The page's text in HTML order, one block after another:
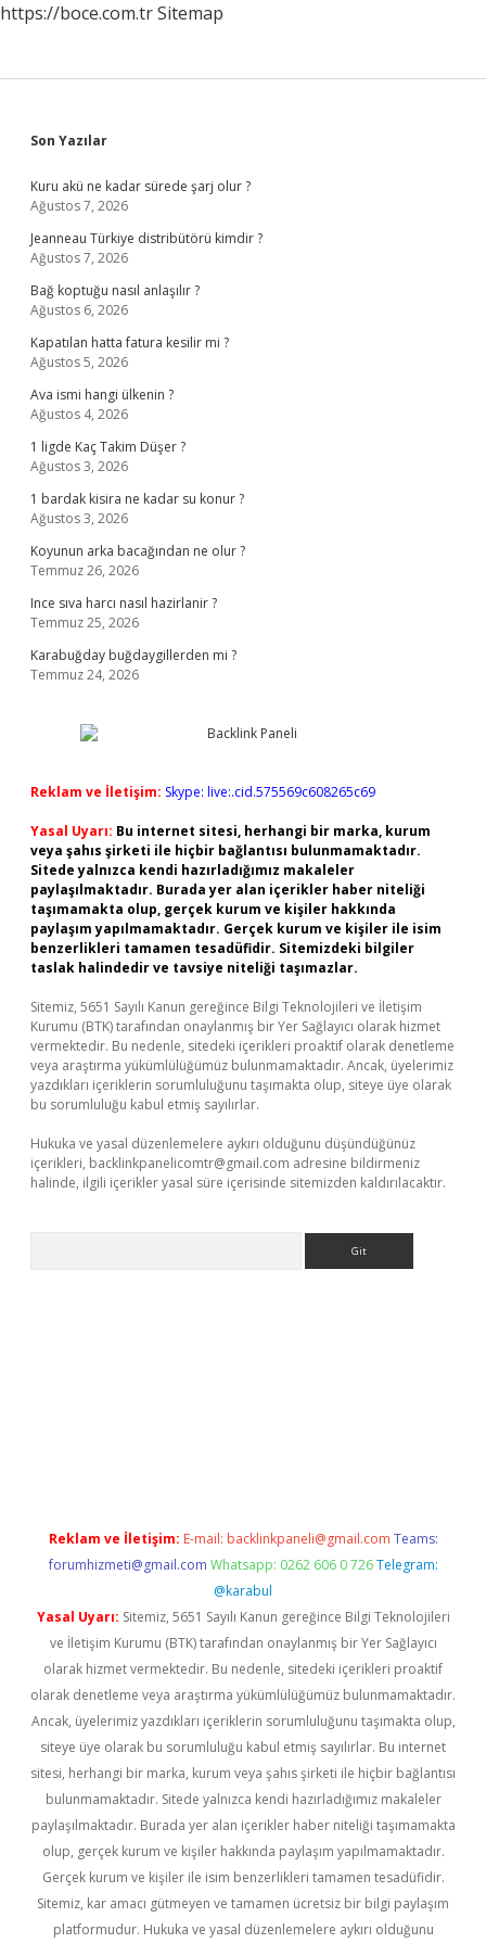
https://boce.com.trSitemap
Sidebar
Son Yazılar
Kuru akü ne kadar sürede şarj olur ?
Ağustos 7, 2026
Jeanneau Türkiye distribütörü kimdir ?
Ağustos 7, 2026
Bağ koptuğu nasıl anlaşılır ?
Ağustos 6, 2026
Kapatılan hatta fatura kesilir mi ?
Ağustos 5, 2026
Ava ismi hangi ülkenin ?
Ağustos 4, 2026
1 ligde Kaç Takim Düşer ?
Ağustos 3, 2026
1 bardak kisira ne kadar su konur ?
Ağustos 3, 2026
Koyunun arka bacağından ne olur ?
Temmuz 26, 2026
Ince sıva harcı nasıl hazirlanir ?
Temmuz 25, 2026
Karabuğday buğdaygillerden mi ?
Temmuz 24, 2026
Reklam ve İletişim: Skype: live:.cid.575569c608265c69
Yasal Uyarı: Bu internet sitesi, herhangi bir marka, kurum
veya şahıs şirketi ile hiçbir bağlantısı bulunmamaktadır.
Sitede yalnızca kendi hazırladığımız makaleler
paylaşılmaktadır. Burada yer alan içerikler haber niteliği
taşımamakta olup, gerçek kurum ve kişiler hakkında
paylaşım yapılmamaktadır. Gerçek kurum ve kişiler ile isim
benzerlikleri tamamen tesadüfidir. Sitemizdeki bilgiler
taslak halindedir ve tavsiye niteliği taşımazlar.
Sitemiz, 5651 Sayılı Kanun gereğince Bilgi Teknolojileri ve İletişim
Kurumu (BTK) tarafından onaylanmış bir Yer Sağlayıcı olarak hizmet
vermektedir. Bu nedenle, sitedeki içerikleri proaktif olarak denetleme
veya araştırma yükümlülüğümüz bulunmamaktadır. Ancak, üyelerimiz
yazdıkları içeriklerin sorumluluğunu taşımakta olup, siteye üye olarak
bu sorumluluğu kabul etmiş sayılırlar.
Hukuka ve yasal düzenlemelere aykırı olduğunu düşündüğünüz
içerikleri, backlinkpanelicomtr@gmail.com adresine bildirmeniz
halinde, ilgili içerikler yasal süre içerisinde sitemizden kaldırılacaktır.
Reklam ve İletişim: E-mail: backlinkpaneli@gmail.com Teams:
forumhizmeti@gmail.com Whatsapp: 0262 606 0 726 Telegram:
@karabul
Yasal Uyarı: Sitemiz, 5651 Sayılı Kanun gereğince Bilgi Teknolojileri
ve İletişim Kurumu (BTK) tarafından onaylanmış bir Yer Sağlayıcı
olarak hizmet vermektedir. Bu nedenle, sitedeki içerikleri proaktif
olarak denetleme veya araştırma yükümlülüğümüz bulunmamaktadır.
Ancak, üyelerimiz yazdıkları içeriklerin sorumluluğunu taşımakta olup,
siteye üye olarak bu sorumluluğu kabul etmiş sayılırlar. Bu internet
sitesi, herhangi bir marka, kurum veya şahıs şirketi ile hiçbir bağlantısı
bulunmamaktadır. Sitede yalnızca kendi hazırladığımız makaleler
paylaşılmaktadır. Burada yer alan içerikler haber niteliği taşımamakta
olup, gerçek kurum ve kişiler hakkında paylaşım yapılmamaktadır.
Gerçek kurum ve kişiler ile isim benzerlikleri tamamen tesadüfidir.
Sitemiz, kar amacı gütmeyen ve tamamen ücretsiz bir bilgi paylaşım
platformudur. Hukuka ve yasal düzenlemelere aykırı olduğunu